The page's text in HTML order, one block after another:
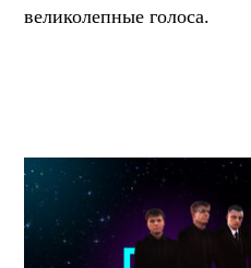
великолепные голоса.